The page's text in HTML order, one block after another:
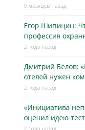
9 месяцев назад
Егор Шипицин:
профессия
2 года назад
Дмитрий Белов:
отелей нужен
2 года назад
«Инициатива
оценил идею
2 года назад